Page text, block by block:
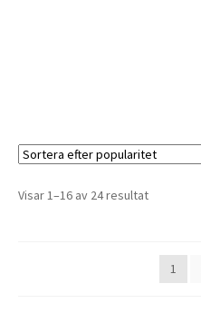
Visar 1–16 av 24 resultat
1